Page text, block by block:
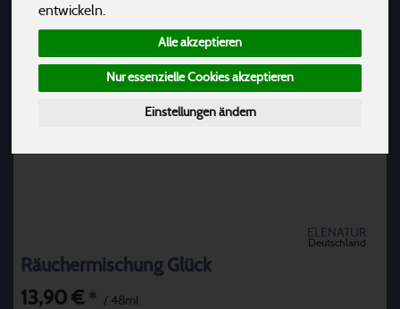
entwickeln.
Alle akzeptieren
Nur essenzielle Cookies akzeptieren
Einstellungen ändern
ELENATUR
Deutschland
Räuchermischung Glück
13,90 € * / 48ml